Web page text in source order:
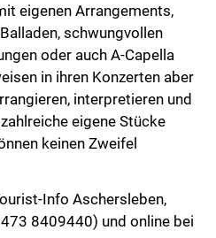
eigenen Arrangements,
schwungvollen
oder auch A-Capella
in ihren Konzerten aber
interpretieren und
eigene Stücke
keinen Zweifel
Info Aschersleben,
8409440) und online bei